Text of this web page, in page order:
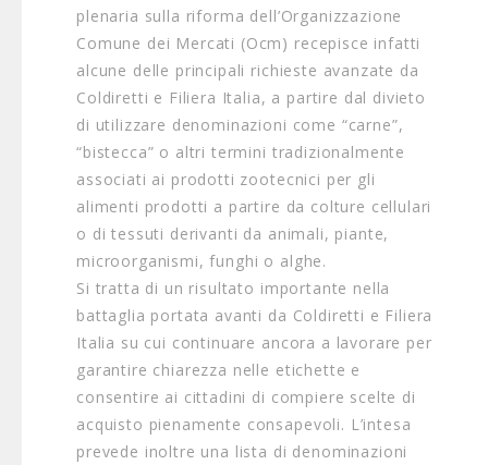
plenaria sulla riforma dell’Organizzazione
Comune dei Mercati (Ocm) recepisce infatti
alcune delle principali richieste avanzate da
Coldiretti e Filiera Italia, a partire dal divieto
di utilizzare denominazioni come “carne”,
“bistecca” o altri termini tradizionalmente
associati ai prodotti zootecnici per gli
alimenti prodotti a partire da colture cellulari
o di tessuti derivanti da animali, piante,
microorganismi, funghi o alghe.
Si tratta di un risultato importante nella
battaglia portata avanti da Coldiretti e Filiera
Italia su cui continuare ancora a lavorare per
garantire chiarezza nelle etichette e
consentire ai cittadini di compiere scelte di
acquisto pienamente consapevoli. L’intesa
prevede inoltre una lista di denominazioni